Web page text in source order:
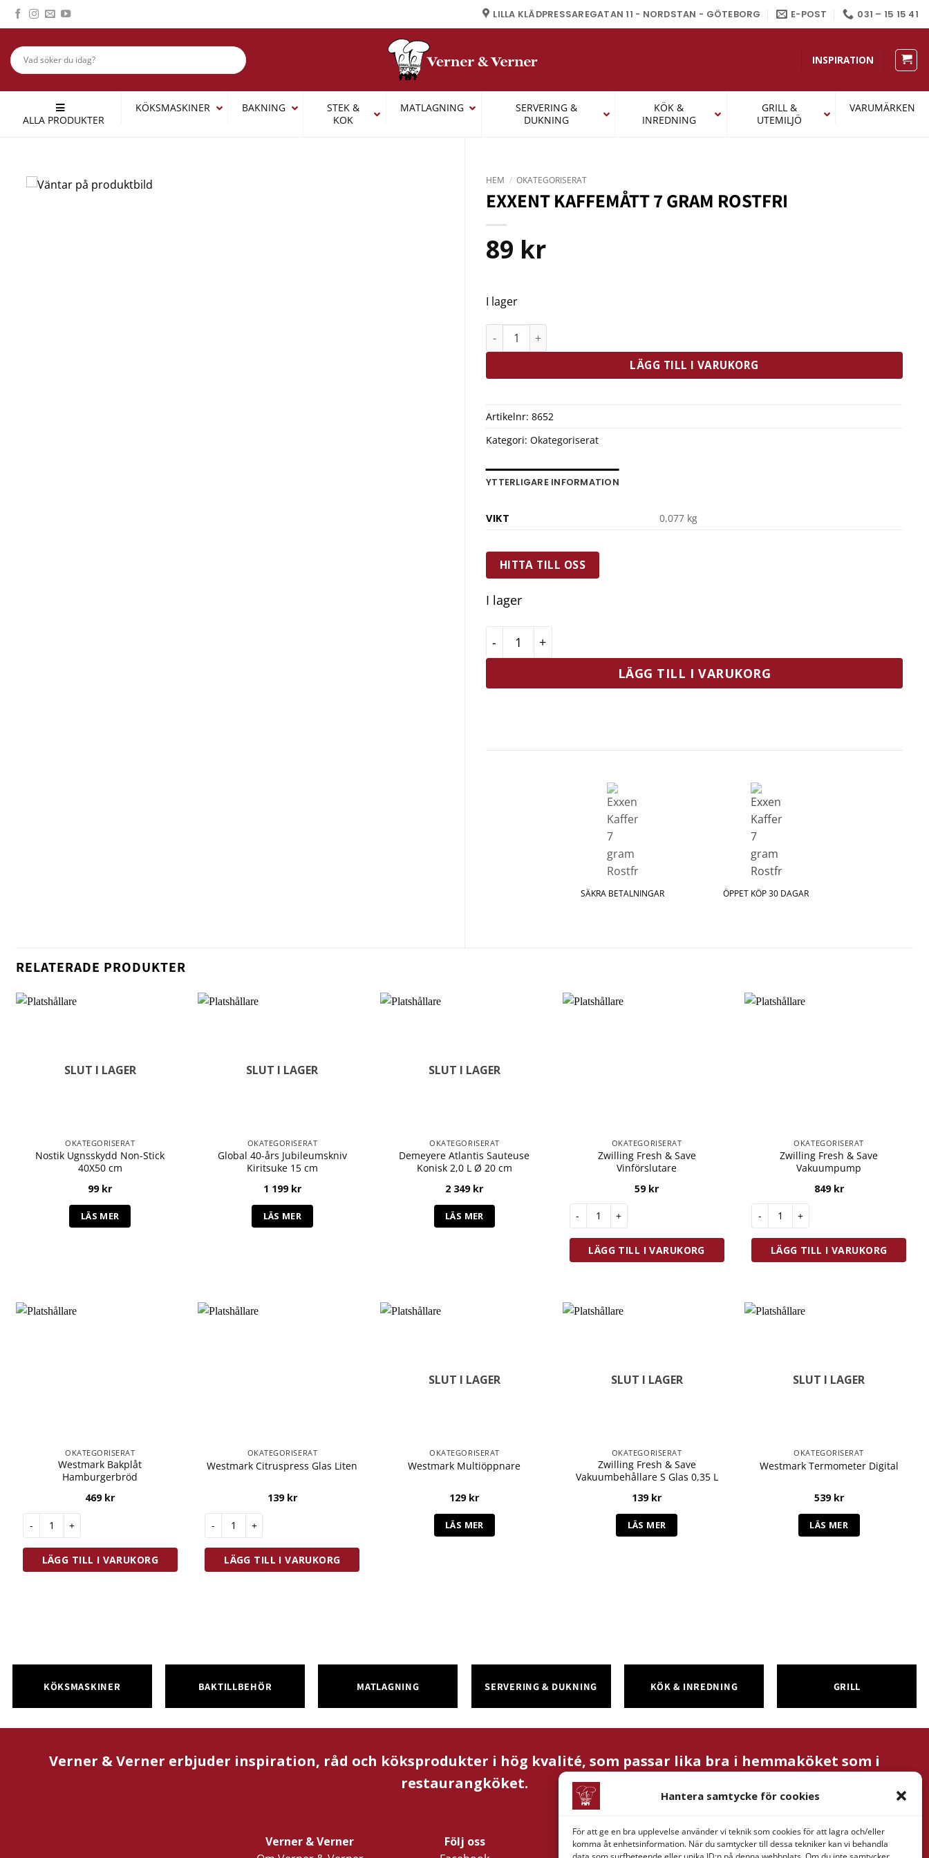
Hantera samtycke för cookies
För att ge en bra upplevelse använder vi teknik som cookies för att lagra och/eller
komma åt enhetsinformation. När du samtycker till dessa tekniker kan vi behandla
Skip
to
LILLA KLÄDPRESSAREGATAN 11 - NORDSTAN - GÖTEBORG E-POST 031 – 15 15 41
INSPIRATION
ALLA PRODUKTER
KÖKSMASKINER BAKNING
STEK &
KOK
MATLAGNING
SERVERING &
DUKNING
KÖK &
INREDNING
GRILL &
UTEMILJÖ
VARUMÄRKEN
HEM / OKATEGORISERAT
EXXENT KAFFEMÅTT 7 GRAM ROSTFRI
89 kr
I lager
Exxent Kaffemått 7 gram Rostfri mängd
LÄGG TILL I VARUKORG
Artikelnr: 8652
Kategori: Okategoriserat
YTTERLIGARE INFORMATION
VIKT 0,077 kg
HITTA TILL OSS
I lager
Exxent Kaffemått 7 gram Rostfri mängd
LÄGG TILL I VARUKORG
SÄKRA BETALNINGAR ÖPPET KÖP 30 DAGAR
RELATERADE PRODUKTER
SLUT I LAGER
OKATEGORISERAT
Nostik Ugnsskydd Non-Stick
40X50 cm
99 kr
LÄS MER
SLUT I LAGER
OKATEGORISERAT
Global 40-års Jubileumskniv
Kiritsuke 15 cm
1 199 kr
LÄS MER
SLUT I LAGER
OKATEGORISERAT
Demeyere Atlantis Sauteuse
Konisk 2,0 L Ø 20 cm
2 349 kr
LÄS MER
OKATEGORISERAT
Zwilling Fresh & Save
Vinförslutare
59 kr
Zwilling Fresh & Save Vinförslutare mängd
LÄGG TILL I VARUKORG
OKATEGORISERAT
Zwilling Fresh & Save
Vakuumpump
849 kr
Zwilling Fresh & Save Vakuumpump
LÄGG TILL I VARUKORG
OKATEGORISERAT
Westmark Bakplåt
Hamburgerbröd
469 kr
Westmark Bakplåt Hamburgerbröd mängd
LÄGG TILL I VARUKORG
OKATEGORISERAT
Westmark Citruspress Glas Liten
139 kr
Westmark Citruspress Glas Liten mängd
LÄGG TILL I VARUKORG
SLUT I LAGER
OKATEGORISERAT
Westmark Multiöppnare
129 kr
LÄS MER
SLUT I LAGER
OKATEGORISERAT
Zwilling Fresh & Save
Vakuumbehållare S Glas 0,35 L
139 kr
LÄS MER
SLUT I LAGER
OKATEGORISERAT
Westmark Termometer Digital
539 kr
LÄS MER
KÖKSMASKINER BAKTILLBEHÖR MATLAGNING SERVERING & DUKNING KÖK & INREDNING GRILL
Verner & Verner erbjuder inspiration, råd och köksprodukter i hög kvalité, som passar lika bra i hemmaköket som i
restaurangköket.
Verner & Verner
Följ oss
Företagsinformation